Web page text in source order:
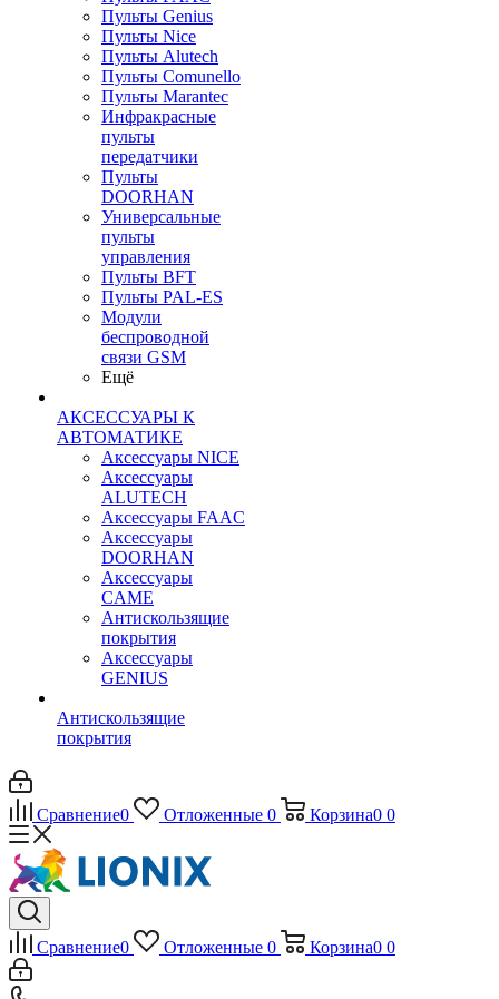
Пульты Genius
Пульты Nice
Пульты Alutech
Пульты Сomunello
Пульты Marantec
Инфракрасные
пульты
передатчики
Пульты
DOORHAN
Универсальные
пульты
управления
Пульты BFT
Пульты PAL-ES
Модули
беспроводной
связи GSM
Ещё
АКСЕССУАРЫ К
АВТОМАТИКЕ
Аксессуары NICE
Аксессуары
ALUTECH
Аксессуары FAAC
Аксессуары
DOORHAN
Аксессуары
CAME
Антискользящие
покрытия
Аксессуары
GENIUS
Антискользящие
покрытия
Сравнение0 Отложенные 0 Корзина0 0
Сравнение0 Отложенные 0 Корзина0 0